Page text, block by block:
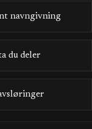
navngivning
du deler